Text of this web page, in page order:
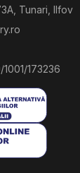
Tunari, Ilfov
173236